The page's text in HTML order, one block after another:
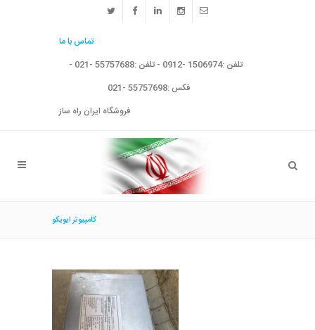
تماس با ما
تلفن :1506974 -0912 - تلفن :55757688 -021 -
فکس :55757698 -021
فروشگاه ایران راه ساز
كامپيوتر ايويكو